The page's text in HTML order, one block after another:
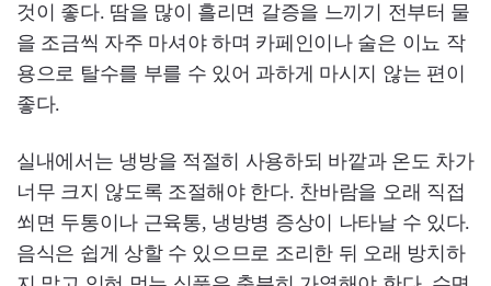
것이 좋다. 땀을 많이 흘리면 갈증을 느끼기 전부터 물
을 조금씩 자주 마셔야 하며 카페인이나 술은 이뇨 작
용으로 탈수를 부를 수 있어 과하게 마시지 않는 편이
좋다.
실내에서는 냉방을 적절히 사용하되 바깥과 온도 차가
너무 크지 않도록 조절해야 한다. 찬바람을 오래 직접
쐬면 두통이나 근육통, 냉방병 증상이 나타날 수 있다.
음식은 쉽게 상할 수 있으므로 조리한 뒤 오래 방치하